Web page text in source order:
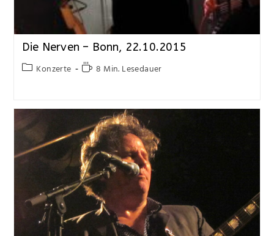
Die Nerven – Bonn, 22.10.2015
Konzerte 8 Min. Lesedauer